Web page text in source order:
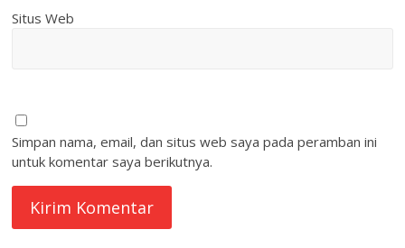
Situs Web
Simpan nama, email, dan situs web saya pada peramban ini
untuk komentar saya berikutnya.